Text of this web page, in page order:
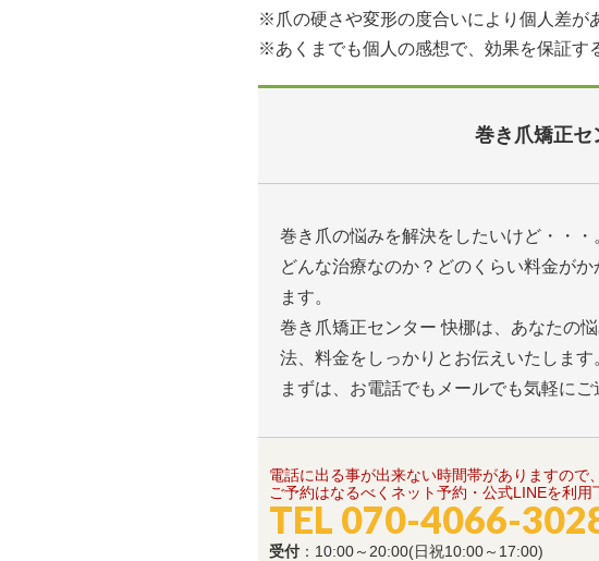
※爪の硬さや変形の度合いにより個人差が
※あくまでも個人の感想で、効果を保証す
巻き爪矯正セ
巻き爪の悩みを解決をしたいけど・・・
どんな治療なのか？どのくらい料金が
ます。
巻き爪矯正センター 快梛は、あなたの
法、料金をしっかりとお伝えいたします
まずは、お電話でもメールでも気軽にご
電話に出る事が出来ない時間帯がありますので、
ご予約はなるべくネット予約・公式LINEを利用
TEL 070-4066-
受付 ：10:00～20:00(日祝10:00～17:00)